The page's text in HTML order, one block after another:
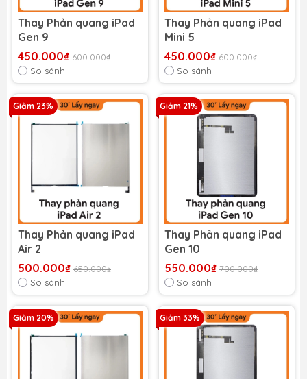
Thay Phản quang iPad
Gen 9
450.000₫ 600.000₫
So sánh
Thay Phản quang iPad
Mini 5
450.000₫ 600.000₫
So sánh
Giảm 23%
Thay Phản quang iPad
Air 2
500.000₫ 650.000₫
So sánh
Giảm 21%
Thay Phản quang iPad
Gen 10
550.000₫ 700.000₫
So sánh
Giảm 20% Giảm 33%